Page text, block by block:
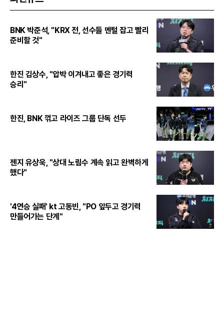
BNK 박준석, "KRX 전, 선수들 멘털 잡고 빨리
준비할 것"
한진 김상수, "압박 이겨내고 좋은 경기력
승리"
한진, BNK 꺾고 라이즈 그룹 단독 선두
젠지 유상욱, "상대 노림수 계속 읽고 완벽하게
했다"
'4연승 실패' kt 고동빈, "PO 앞두고 경기력
만들어가는 단계"